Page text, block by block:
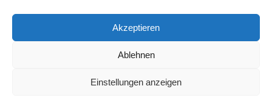
Akzeptieren
Ablehnen
Einstellungen anzeigen
Tagesgeld vergleichen